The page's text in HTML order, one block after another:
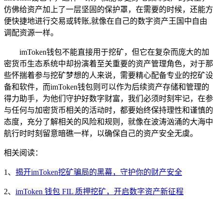
仿佛给资产加上了一层坚固的保护罩，在需要的时候，还能方
便快捷地进行交易或转账,就像在自己的数字资产王国中自由
调配资源一样。
imToken钱包不能直接用于挖矿，但它在复杂而庞大的加
密货币生态系统中却扮演着至关重要的资产管理角色，对于那
些怀揣着参与挖矿梦想的人来说，需要精心配备专业的挖矿设
备和软件，而imToken钱包则可以作为后续资产存储和管理的
得力助手，为他们守护好数字财富，我们必须时刻牢记，在参
与任何与加密货币相关的活动时，都要始终保持理性和谨慎的
态度，充分了解相关的风险和规则，就像在波涛汹涌的大海中
航行时时刻留意暗礁一样，以确保自己的资产安全无虞。
相关阅读：
1、 揭开imToken挖矿骗局的黑幕，守护你的财产安全
2、 imToken 钱包 FIL 质押挖矿，开启数字资产新征程